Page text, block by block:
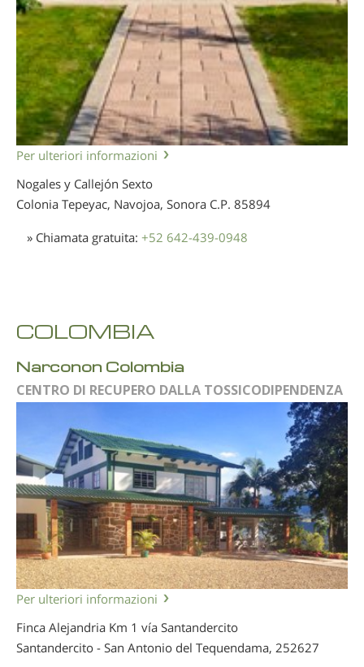
Per ulteriori informazioni
Nogales y Callejón Sexto
Colonia Tepeyac, Navojoa, Sonora C.P. 85894
» Chiamata gratuita: +52 642-439-0948
COLOMBIA
Narconon Colombia
CENTRO DI RECUPERO DALLA TOSSICODIPENDENZA
Per ulteriori informazioni
Finca Alejandria Km 1 vía Santandercito
Santandercito - San Antonio del Tequendama, 252627